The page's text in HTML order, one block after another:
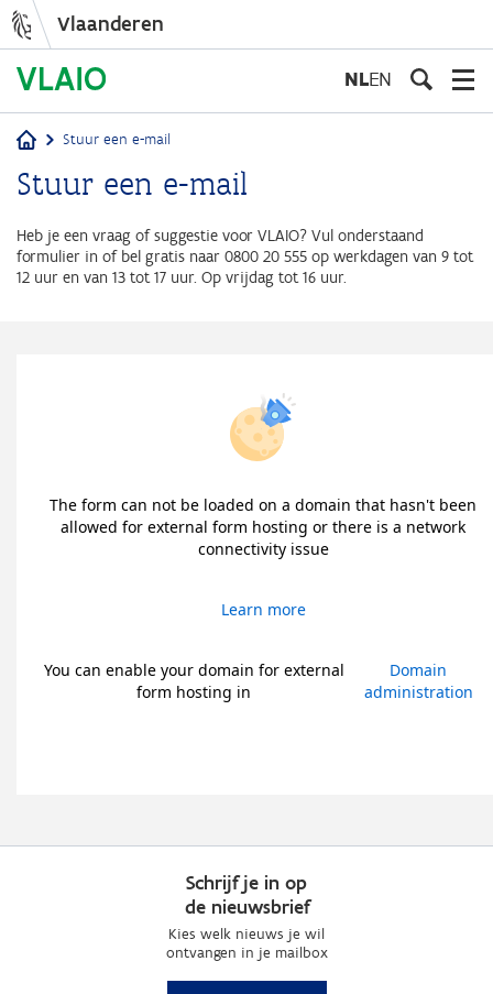
Vlaanderen
NLEN
Kruimelpad
Stuur een e-mail
Stuur een e-mail
Heb je een vraag of suggestie voor VLAIO? Vul onderstaand
formulier in of bel gratis naar 0800 20 555 op werkdagen van 9 tot
12 uur en van 13 tot 17 uur. Op vrijdag tot 16 uur.
The form can not be loaded on a domain that hasn't been
allowed for external form hosting or there is a network
connectivity issue
Learn more
You can enable your domain for external
form hosting in
Domain
administration
Schrijf je in op
de nieuwsbrief
Kies welk nieuws je wil
ontvangen in je mailbox